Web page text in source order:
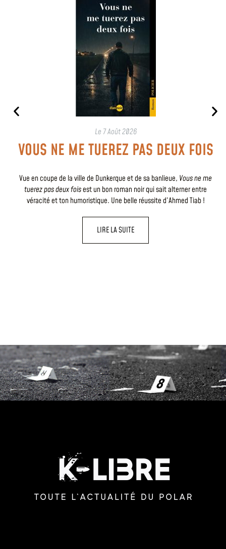
Le 7 Août 2026
VOUS NE ME TUEREZ PAS DEUX FOIS
Vue en coupe de la ville de Dunkerque et de sa banlieue, Vous ne me
tuerez pas deux foisest un bon roman noir qui sait alterner entre
véracité et ton humoristique. Une belle réussite d’Ahmed Tiab !
LIRE LA SUITE